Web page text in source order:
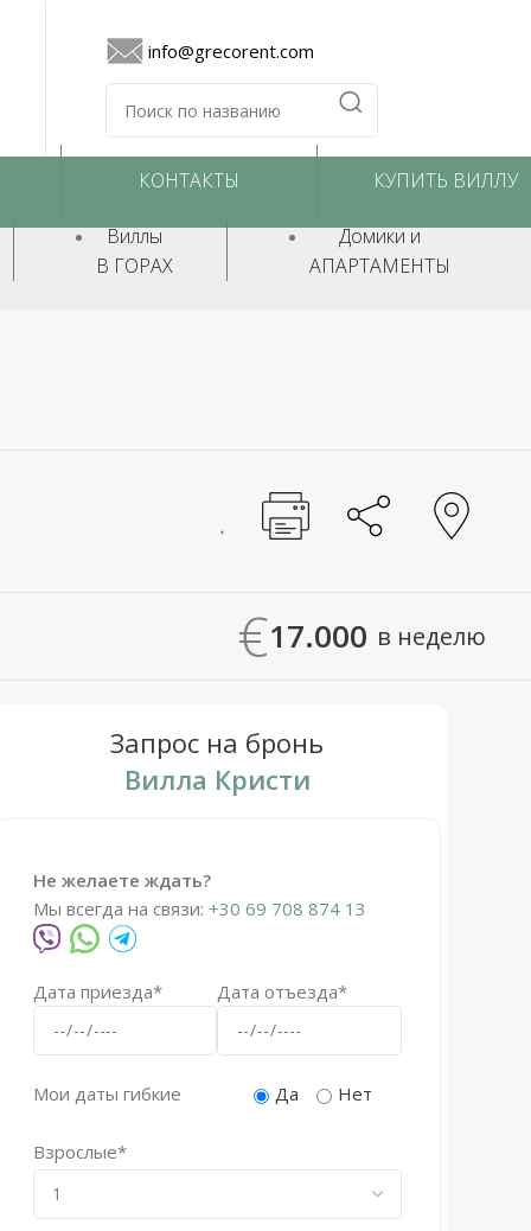
info@grecorent.com
КОНТАКТЫ КУПИТЬ ВИЛЛУ
Виллы
В ГОРАХ
Домики и
АПАРТАМЕНТЫ
€17.000 в неделю
Запрос на бронь
Вилла Кристи
Не желаете ждать?
Мы всегда на связи: +30 69 708 874 13
Дата приезда* Дата отъезда*
Мои даты гибкие Да Нет
Взрослые*